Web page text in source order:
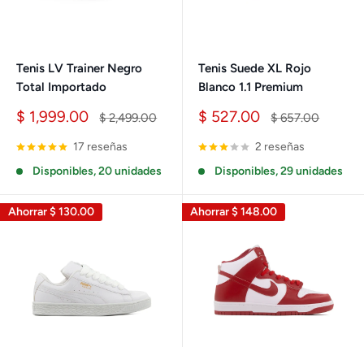
Tenis LV Trainer Negro
Total Importado
Precio
venta
$ 1,999.00
Precio
$ 2,499.00
17 reseñas
Disponibles, 20 unidades
Tenis Suede XL Rojo
Blanco 1.1 Premium
Precio
venta
$ 527.00
Precio
$ 657.00
2 reseñas
Disponibles, 29 unidades
Ahorrar$ 130.00 Ahorrar$ 148.00